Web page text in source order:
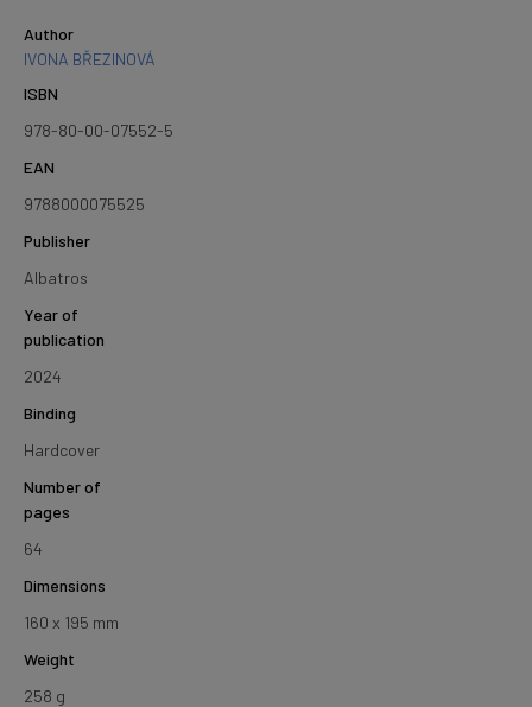
Author
IVONA BŘEZINOVÁ
ISBN
978-80-00-07552-5
EAN
9788000075525
Publisher
Albatros
Year of
publication
2024
Binding
Hardcover
Number of
pages
64
Dimensions
160 x 195 mm
Weight
258 g